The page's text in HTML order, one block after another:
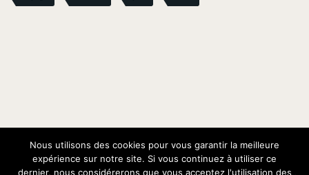
Nous utilisons des cookies pour vous garantir la meilleure
expérience sur notre site. Si vous continuez à utiliser ce
dernier, nous considérerons que vous acceptez l'utilisation des